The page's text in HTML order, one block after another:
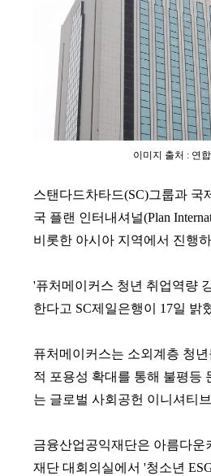
이미지 출처 : 연
스탠다드차타드(SC)그룹과 국
국 플랜 인터내셔널(Plan
비롯한 아시아 지역에서 진행
'퓨처메이커스 청년 취업역량
한다고 SC제일은행이 17일 밝
퓨처메이커스는 소외계층 청년
적 포용성 확대를 통해 불평등
는 글로벌 사회공헌 이니셔티
금융산업공익재단은 아름다운
재단 대회의실에서 '청소년